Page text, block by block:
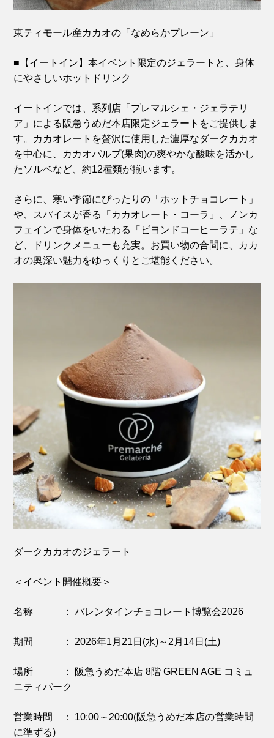
東ティモール産カカオの「なめらかプレーン」
■【イートイン】本イベント限定のジェラートと、身体
にやさしいホットドリンク
イートインでは、系列店「プレマルシェ・ジェラテリ
ア」による阪急うめだ本店限定ジェラートをご提供しま
す。カカオレートを贅沢に使用した濃厚なダークカカオ
を中心に、カカオパルプ(果肉)の爽やかな酸味を活かし
たソルベなど、約12種類が揃います。
さらに、寒い季節にぴったりの「ホットチョコレート」
や、スパイスが香る「カカオレート・コーラ」、ノンカ
フェインで身体をいたわる「ビヨンドコーヒーラテ」な
ど、ドリンクメニューも充実。お買い物の合間に、カカ
オの奥深い魅力をゆっくりとご堪能ください。
ダークカカオのジェラート
＜イベント開催概要＞
名称 ： バレンタインチョコレート博覧会2026
期間 ： 2026年1月21日(水)～2月14日(土)
場所 ： 阪急うめだ本店 8階 GREEN AGE コミュ
ニティパーク
営業時間 ： 10:00～20:00(阪急うめだ本店の営業時間
に準ずる)